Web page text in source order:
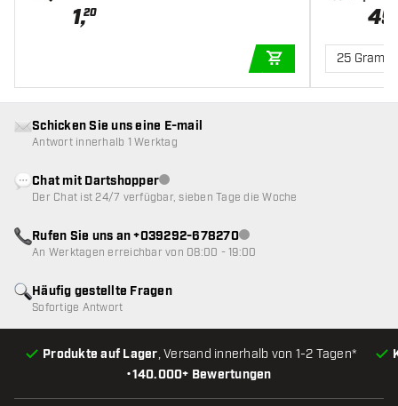
1,20
IN DEN
49
25 Gramm
•140.000+ Bewertungen
Produkte auf Lager, Versand innerhalb von 1-2 Tagen*
Häufig gestellte Fragen
Sofortige Antwort
Schicken Sie uns eine E-mail
Antwort innerhalb 1 Werktag
Chat mit DartshopperKundenservice nicht verfügbar
Der Chat ist 24/7 verfügbar, sieben Tage die Woche
Rufen Sie uns an +039292-678270Kundenservice nicht
An Werktagen erreichbar von 08:00 - 19:00